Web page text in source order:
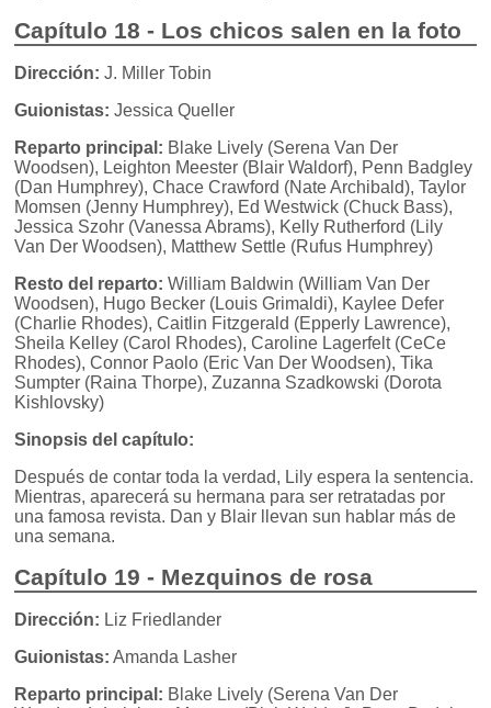
Capítulo 18 - Los chicos salen en la foto
Dirección: J. Miller Tobin
Guionistas: Jessica Queller
Reparto principal: Blake Lively (Serena Van Der
Woodsen), Leighton Meester (Blair Waldorf), Penn Badgley
(Dan Humphrey), Chace Crawford (Nate Archibald), Taylor
Momsen (Jenny Humphrey), Ed Westwick (Chuck Bass),
Jessica Szohr (Vanessa Abrams), Kelly Rutherford (Lily
Van Der Woodsen), Matthew Settle (Rufus Humphrey)
Resto del reparto: William Baldwin (William Van Der
Woodsen), Hugo Becker (Louis Grimaldi), Kaylee Defer
(Charlie Rhodes), Caitlin Fitzgerald (Epperly Lawrence),
Sheila Kelley (Carol Rhodes), Caroline Lagerfelt (CeCe
Rhodes), Connor Paolo (Eric Van Der Woodsen), Tika
Sumpter (Raina Thorpe), Zuzanna Szadkowski (Dorota
Kishlovsky)
Sinopsis del capítulo:
Después de contar toda la verdad, Lily espera la sentencia.
Mientras, aparecerá su hermana para ser retratadas por
una famosa revista. Dan y Blair llevan sun hablar más de
una semana.
Capítulo 19 - Mezquinos de rosa
Dirección: Liz Friedlander
Guionistas: Amanda Lasher
Reparto principal: Blake Lively (Serena Van Der